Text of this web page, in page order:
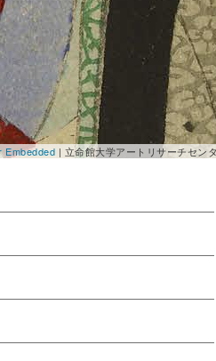
Embedded | 立命館大学アートリサーチセン